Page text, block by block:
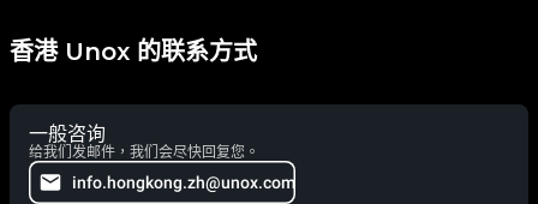
香港 Unox 的联系方式
一般咨询
给我们发邮件，我们会尽快回复您。
info.hongkong.zh@unox.com